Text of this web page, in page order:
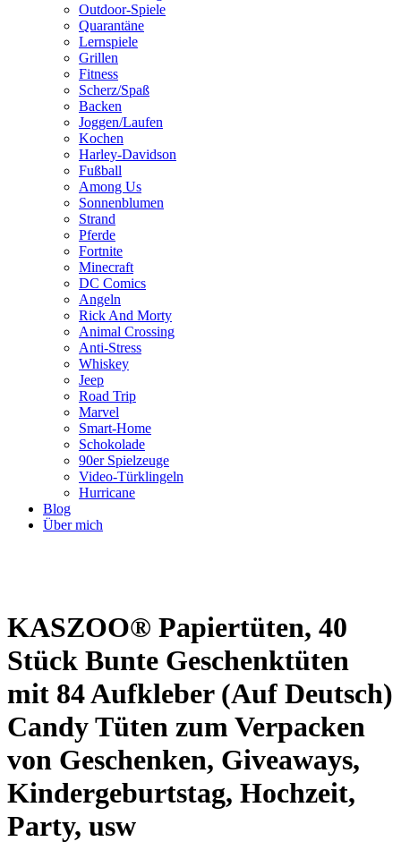
Outdoor-Spiele
Quarantäne
Lernspiele
Grillen
Fitness
Scherz/Spaß
Backen
Joggen/Laufen
Kochen
Harley-Davidson
Fußball
Among Us
Sonnenblumen
Strand
Pferde
Fortnite
Minecraft
DC Comics
Angeln
Rick And Morty
Animal Crossing
Anti-Stress
Whiskey
Jeep
Road Trip
Marvel
Smart-Home
Schokolade
90er Spielzeuge
Video-Türklingeln
Hurricane
Blog
Über mich
KASZOO® Papiertüten, 40
Stück Bunte Geschenktüten
mit 84 Aufkleber (Auf Deutsch)
Candy Tüten zum Verpacken
von Geschenken, Giveaways,
Kindergeburtstag, Hochzeit,
Party, usw